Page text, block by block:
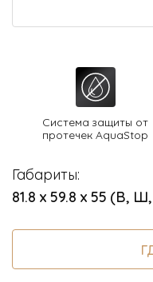
8 800 3333 887
Система защиты от
протечек AquaStop
Габариты:
81.8 х 59.8 х 55 (В,